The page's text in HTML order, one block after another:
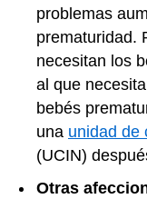
problemas
prematuridad.
necesitan los
al que
bebés
una unidad de
(UCIN)
Otras